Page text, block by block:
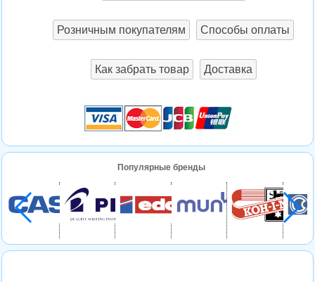
Розничным покупателям Способы оплаты
Как забрать товар Доставка
Популярные бренды